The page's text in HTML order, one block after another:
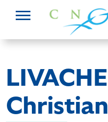
LIVACHE
Christian